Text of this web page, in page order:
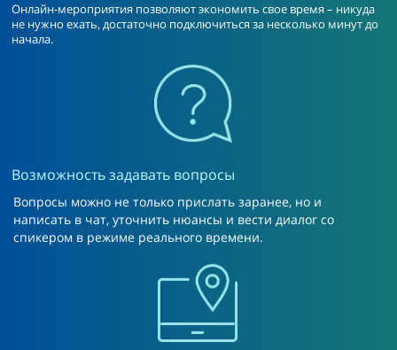
Онлайн-мероприятия позволяют экономить свое время – никуда
не нужно ехать, достаточно подключиться за несколько минут до
начала.
Возможность задавать вопросы
Вопросы можно не только прислать заранее, но и
написать в чат, уточнить нюансы и вести диалог со
спикером в режиме реального времени.